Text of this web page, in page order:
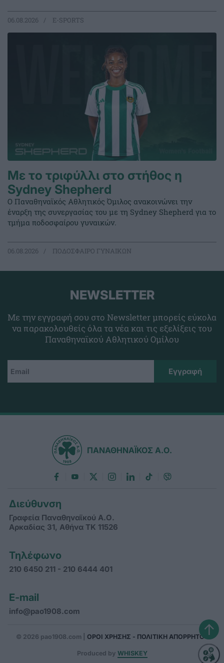
06.08.2026 E-SPORTS
Με το τριφύλλι στο στήθος η
Sydney Shepherd
Ο Παναθηναϊκός Αθλητικός Όμιλος ανακοινώνει την
έναρξη της συνεργασίας του με τη Sydney Shepherd για το
τμήμα ποδοσφαίρου γυναικών.
06.08.2026 ΠΟΔΟΣΦΑΙΡΟ ΓΥΝΑΙΚΩΝ
NEWSLETTER
Με την εγγραφή σου στο Newsletter μπορείς εύκολα
να παρακολουθείς όλα τα νέα και τις εξελίξεις του
Παναθηναϊκού Αθλητικού Ομίλου
ΠΑΝΑΘΗΝΑΪΚΟΣ Α.Ο.
Διεύθυνση
Γραφεία Παναθηναϊκού Α.Ο.
Αρκαδίας 31, Αθήνα ΤΚ 11526
Τηλέφωνο
210 6450 211 - 210 6444 401
E-mail
info@pao1908.com
© 2026 pao1908.com | ΟΡΟΙ ΧΡΗΣΗΣ - ΠΟΛΙΤΙΚΗ ΑΠΟΡΡΗΤΟΥ
Produced by WHISKEY
↑